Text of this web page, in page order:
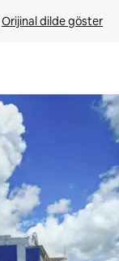
Orijinal dilde göster